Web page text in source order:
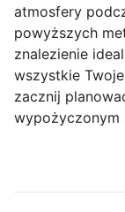
atmosfery
powyższych
znalezienie
wszystkie
zacznij
wypożyczonym